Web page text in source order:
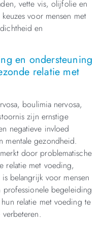
vette vis, olijfolie en
voor mensen met
en
en ondersteuning
relatie met
boulimia nervosa,
zijn ernstige
negatieve invloed
mentale gezondheid.
door problematische
relatie met voeding,
belangrijk voor mensen
begeleiding
relatie met voeding te